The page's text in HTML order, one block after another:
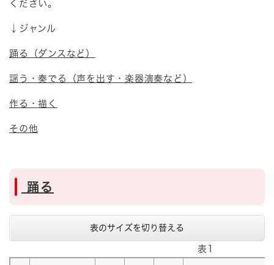
ください。
↓ジャンル
踊る（ダンスなど）
謡う・奏でる（声を出す・楽器演奏など）
作る・描く
その他
踊る
表のサイズを切り替える
表1